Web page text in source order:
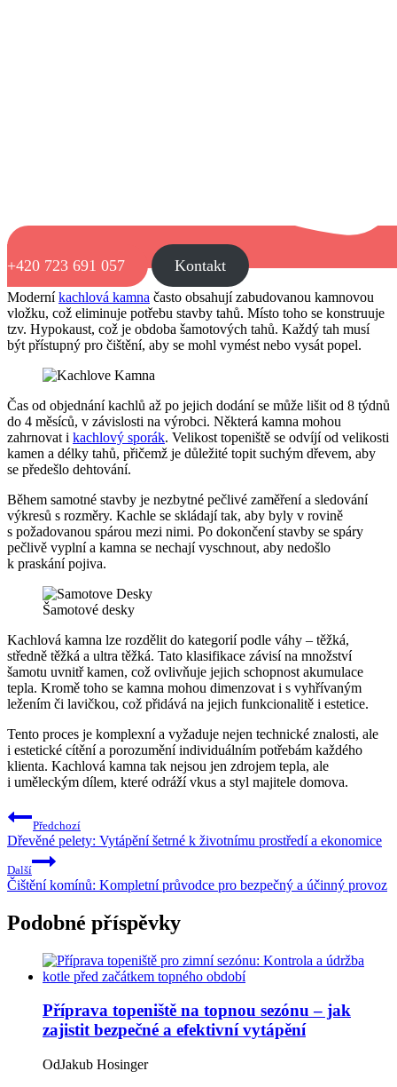
+420 723 691 057 Kontakt
Moderníkachlová kamna často obsahují zabudovanou kamnovou
vložku, což eliminuje potřebu stavby tahů. Místo toho se konstruuje
tzv. Hypokaust, což je obdoba šamotových tahů. Každý tah musí
být přístupný pro čištění, aby se mohl vymést nebo vysát popel.
Čas od objednání kachlů až po jejich dodání se může lišit od 8 týdnů
do 4 měsíců, v závislosti na výrobci. Některá kamna mohou
zahrnovat i kachlový sporák. Velikost topeniště se odvíjí od velikosti
kamen a délky tahů, přičemž je důležité topit suchým dřevem, aby
se předešlo dehtování.
Během samotné stavby je nezbytné pečlivé zaměření a sledování
výkresů s rozměry. Kachle se skládají tak, aby byly v rovině
s požadovanou spárou mezi nimi. Po dokončení stavby se spáry
pečlivě vyplní a kamna se nechají vyschnout, aby nedošlo
k praskání pojiva.
Šamotové desky
Kachlová kamna lze rozdělit do kategorií podle váhy – těžká,
středně těžká a ultra těžká. Tato klasifikace závisí na množství
šamotu uvnitř kamen, což ovlivňuje jejich schopnost akumulace
tepla. Kromě toho se kamna mohou dimenzovat i s vyhřívaným
ležením či lavičkou, což přidává na jejich funkcionalitě i estetice.
Tento proces je komplexní a vyžaduje nejen technické znalosti, ale
i estetické cítění a porozumění individuálním potřebám každého
klienta. Kachlová kamna tak nejsou jen zdrojem tepla, ale
i uměleckým dílem, které odráží vkus a styl majitele domova.
Navigace
pro
příspěvek
Předchozí
Dřevěné pelety: Vytápění šetrné k životnímu prostředí a ekonomice
Další
Čištění komínů: Kompletní průvodce pro bezpečný a účinný provoz
Podobné příspěvky
Příprava topeniště na topnou sezónu – jak
zajistit bezpečné a efektivní vytápění
OdJakub Hosinger